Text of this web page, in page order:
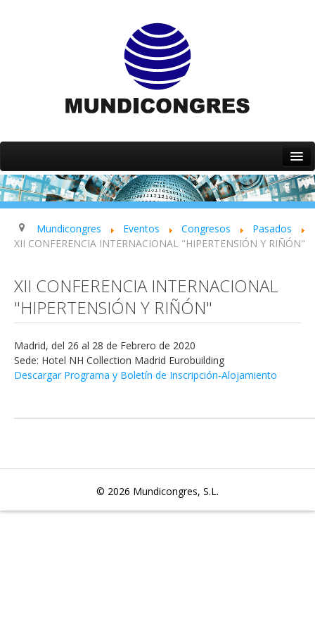
Inicio
Quiénes somos
Servicios
Contacto
Mundicongres Eventos Congresos
Pasados
XII CONFERENCIA INTERNACIONAL "HIPERTENSIÓN Y RIÑÓN"
XII CONFERENCIA INTERNACIONAL
"HIPERTENSIÓN Y RIÑÓN"
Madrid, del 26 al 28 de Febrero de 2020
Sede: Hotel NH Collection Madrid Eurobuilding
Descargar Programa y Boletín de Inscripción-Alojamiento
© 2026 Mundicongres, S.L.